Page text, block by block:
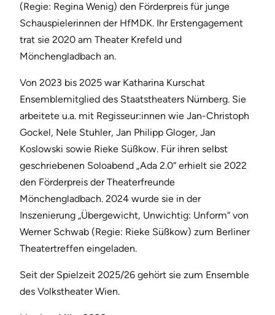
(Regie: Regina Wenig) den Förderpreis für junge
Schauspielerinnen der HfMDK. Ihr Erstengagement
trat sie 2020 am Theater Krefeld und
Mönchengladbach an.
Von 2023 bis 2025 war Katharina Kurschat
Ensemblemitglied des Staatstheaters Nürnberg. Sie
arbeitete u.a. mit Regisseur:innen wie Jan-Christoph
Gockel, Nele Stuhler, Jan Philipp Gloger, Jan
Koslowski sowie Rieke Süßkow. Für ihren selbst
geschriebenen Soloabend „Ada 2.0“ erhielt sie 2022
den Förderpreis der Theaterfreunde
Mönchengladbach. 2024 wurde sie in der
Inszenierung „Übergewicht, Unwichtig: Unform“ von
Werner Schwab (Regie: Rieke Süßkow) zum Berliner
Theatertreffen eingeladen.
Seit der Spielzeit 2025/26 gehört sie zum Ensemble
des Volkstheater Wien.